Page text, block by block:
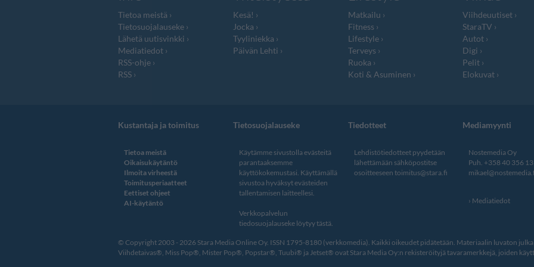
Tietoa meistä
Tietosuojalauseke
Lähetä uutisvinkki
Mediatiedot
RSS-ohje
RSS
Kesä!
Jocka
Tyyliniekka
Päivän Lehti
Matkailu
Fitness
Lifestyle
Terveys
Ruoka
Koti & Asuminen
Viihdeuutiset
StaraTV
Autot
Digi
Pelit
Elokuvat
Kustantaja ja toimitus
Tietoa meistä
Oikaisukäytäntö
Ilmoita virheestä
Toimitusperiaatteet
Eettiset ohjeet
AI-käytäntö
Tietosuojalauseke
Käytämme sivustolla evästeitä
parantaaksemme
käyttökokemustasi. Käyttämällä
sivustoa hyväksyt evästeiden
tallentamisen laitteellesi.
Verkkopalvelun
tiedosuojalauseke löytyy tästä.
Tiedotteet
Lehdistötiedotteet pyydetään
lähettämään sähköpostitse
osoitteeseen toimitus@stara.fi
Mediamyynti
Nostemedia Oy
Puh. +358 40 356
Mediatiedot
© Copyright 2003 - 2026 Stara Media Online Oy. ISSN 1795-8180 (verkkomedia). Kaikki oikeudet pidätetään. Materiaalin luvaton
Viihdetaivas®, Miss Pop®, Mister Pop®, Popstar®, Tuubi® ja Jetset® ovat Stara Media Oy:n rekisteröityjä tavaramerkkejä, joiden